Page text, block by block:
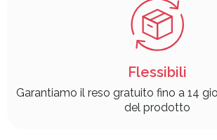
Flessibili
Garantiamo il reso gratuito fino a 14
del prodotto